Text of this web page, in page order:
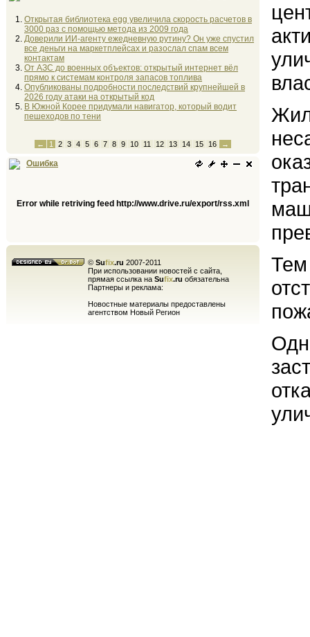
Открытая библиотека egg увеличила скорость расчетов в
3000 раз с помощью метода из 2009 года
Доверили ИИ-агенту ежедневную рутину? Он уже спустил
все деньги на маркетплейсах и разослал спам всем
контактам
От АЗС до военных объектов: открытый интернет вёл
прямо к системам контроля запасов топлива
Опубликованы подробности последствий крупнейшей в
2026 году атаки на открытый код
В Южной Корее придумали навигатор, который водит
пешеходов по тени
← 1 2 3 4 5 6 7 8 9 10 11 12 13 14 15 16 →
Ошибка
Error while retriving feed http://www.drive.ru/export/rss.xml
© Sufix.ru 2007-2011
При использовании новостей с сайта,
прямая ссылка на Sufix.ru обязательна
Партнеры и реклама:
Новостные материалы предоставлены
агентством Новый Регион